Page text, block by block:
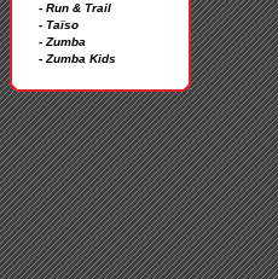
- Run & Trail
- Taïso
- Zumba
- Zumba Kids